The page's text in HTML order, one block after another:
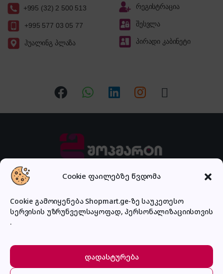
Cookie ფაილებზე წვდომა
Cookie გამოიყენება Shopmart.ge-ზე საუკეთესო
სერვისის უზრუნველსაყოფად, პერსონალიზაციისთვის
.
დადასტურება
+995 (32) 2 500 513
+995 577 03 05 77
ჰუალინგ პლაზა
რეგისტრაცია
შესვლა
პირადი კაბინეტი
დაგვირეკე ან მოგვწერე!
032 2 500 513